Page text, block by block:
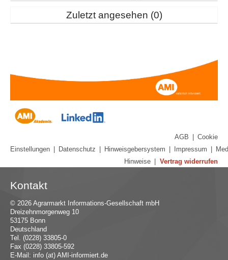
Zuletzt angesehen 0
AGB
Cookie
Einstellungen
Datenschutz Hinweisgebersystem Impressum
Hinweise
Vertrag widerrufen
Kontakt
© 2026 Agrarmarkt Informations-Gesellschaft mbH
Dreizehnmorgenweg 10
53175 Bonn
Deutschland
Tel. (0228) 33805-0
Fax (0228) 33805-592
E-Mail: info (at) AMI-informiert.de